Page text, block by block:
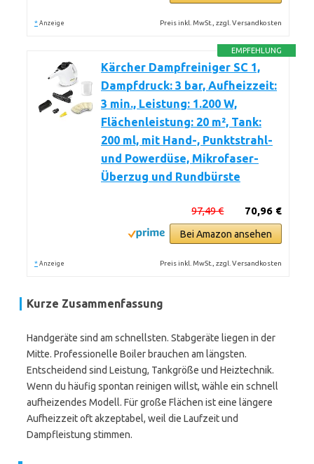
* Anzeige Preis inkl. MwSt., zzgl. Versandkosten
EMPFEHLUNG
Kärcher Dampfreiniger SC 1,
Dampfdruck: 3 bar, Aufheizzeit:
3 min., Leistung: 1.200 W,
Flächenleistung: 20 m², Tank:
200 ml, mit Hand-, Punktstrahl-
und Powerdüse, Mikrofaser-
Überzug und Rundbürste
70,96 €
97,49 €
Bei Amazon ansehen
* Anzeige Preis inkl. MwSt., zzgl. Versandkosten
Kurze Zusammenfassung
Handgeräte sind am schnellsten. Stabgeräte liegen in der
Mitte. Professionelle Boiler brauchen am längsten.
Entscheidend sind Leistung, Tankgröße und Heiztechnik.
Wenn du häufig spontan reinigen willst, wähle ein schnell
aufheizendes Modell. Für große Flächen ist eine längere
Aufheizzeit oft akzeptabel, weil die Laufzeit und
Dampfleistung stimmen.